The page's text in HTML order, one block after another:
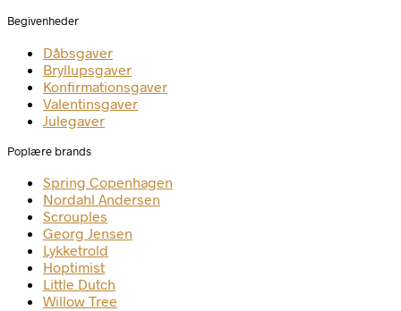
Begivenheder
Dåbsgaver
Bryllupsgaver
Konfirmationsgaver
Valentinsgaver
Julegaver
Poplære brands
Spring Copenhagen
Nordahl Andersen
Scrouples
Georg Jensen
Lykketrold
Hoptimist
Little Dutch
Willow Tree